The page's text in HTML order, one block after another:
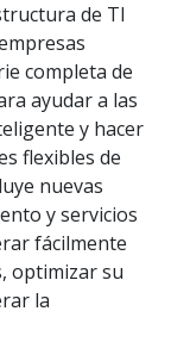
de TI
completa de
ayudar a las
y hacer
flexibles de
nuevas
y servicios
fácilmente
optimizar su
la